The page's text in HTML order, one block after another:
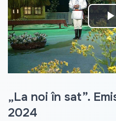
„La noi în sat”.
2024